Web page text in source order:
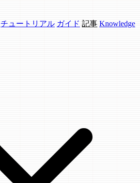
チュートリアル ガイド 記事 Knowledge